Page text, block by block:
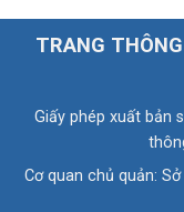
TRANG
Giấy phép xuất bản
Cơ quan chủ quản: